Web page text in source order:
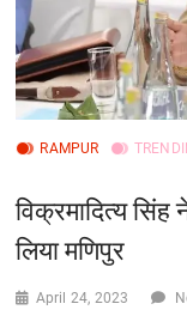
RAMPUR
विक्रमादित्य
लिया मणिपुर
April 24, 2023